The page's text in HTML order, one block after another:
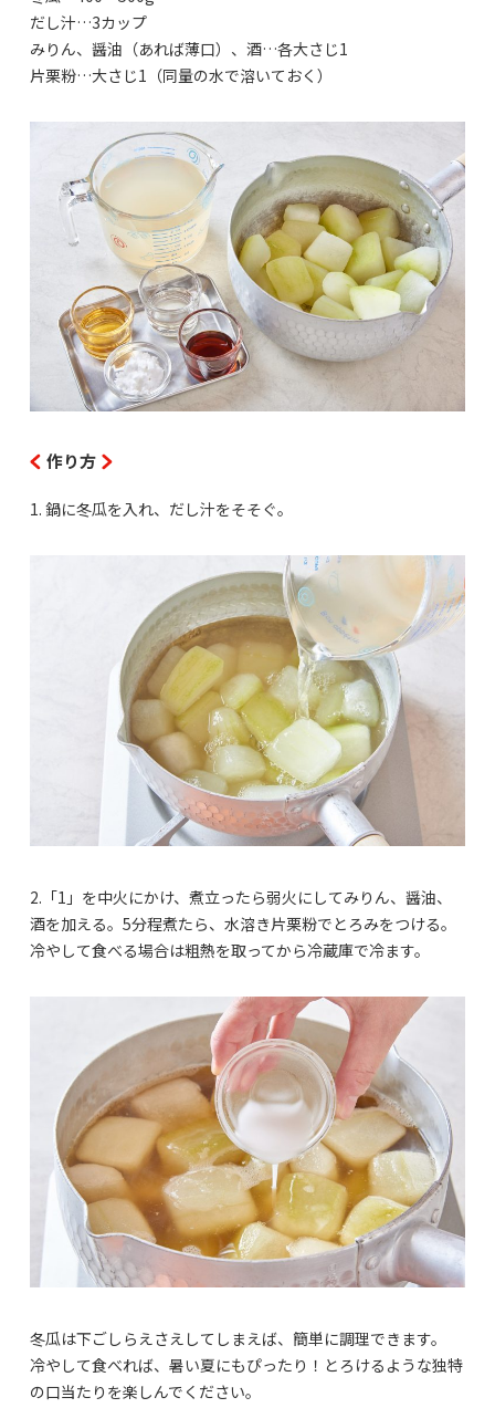
だし汁…3カップ
みりん、醤油（あれば薄口）、酒…各大さじ1
片栗粉…大さじ1（同量の水で溶いておく）
作り方
1. 鍋に冬瓜を入れ、だし汁をそそぐ。
2.「1」を中火にかけ、煮立ったら弱火にしてみりん、醤油、
酒を加える。5分程煮たら、水溶き片栗粉でとろみをつける。
冷やして食べる場合は粗熱を取ってから冷蔵庫で冷ます。
冬瓜は下ごしらえさえしてしまえば、簡単に調理できます。
冷やして食べれば、暑い夏にもぴったり！とろけるような独特
の口当たりを楽しんでください。